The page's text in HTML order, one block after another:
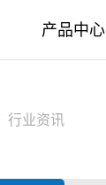
产品中心
行业资讯